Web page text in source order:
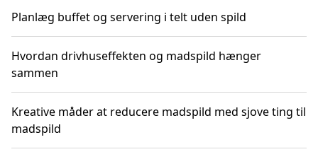
Planlæg buffet og servering i telt uden spild
Hvordan drivhuseffekten og madspild hænger
sammen
Kreative måder at reducere madspild med sjove ting til
madspild